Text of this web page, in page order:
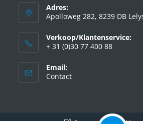
Adres:
Apolloweg 282, 8239 DB
Verkoop/Klantenservice:
+ 31 (0)30 77 400 88
Email:
Contact